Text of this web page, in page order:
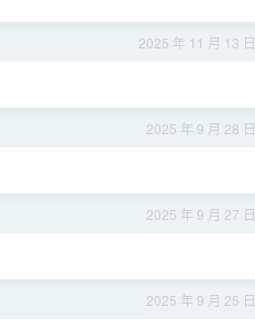
2025 年 11 月 13 日
2025 年 9 月 28 日
2025 年 9 月 27 日
2025 年 9 月 25 日